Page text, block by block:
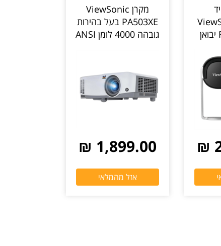
FHD 500 LED יבואן
מקרן ViewSonic
PA503XE בעל בהירות
גובהה 4000 לומן ANSI
1,899.00 ₪
אזל מהמלאי